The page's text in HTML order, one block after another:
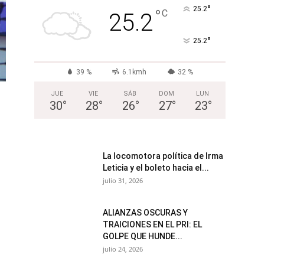
25.2°C 25.2°
25.2°
39 % 6.1kmh 32 %
JUE
30°
VIE
28°
SÁB
26°
DOM
27°
LUN
23°
La locomotora política de Irma
Leticia y el boleto hacia el...
julio 31, 2026
ALIANZAS OSCURAS Y
TRAICIONES EN EL PRI: EL
GOLPE QUE HUNDE...
julio 24, 2026